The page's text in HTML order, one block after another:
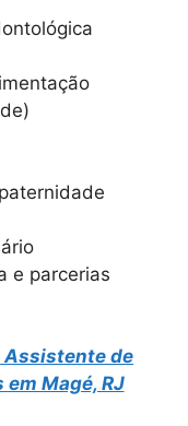
e parcerias
Assistente de
Magé, RJ